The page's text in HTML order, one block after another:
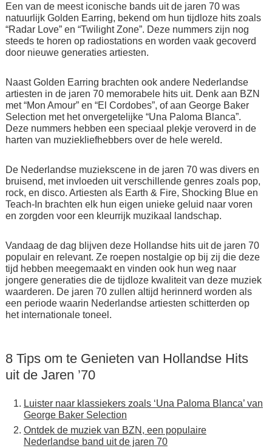
Een van de meest iconische bands uit de jaren 70 was
natuurlijk Golden Earring, bekend om hun tijdloze hits zoals
“Radar Love” en “Twilight Zone”. Deze nummers zijn nog
steeds te horen op radiostations en worden vaak gecoverd
door nieuwe generaties artiesten.
Naast Golden Earring brachten ook andere Nederlandse
artiesten in de jaren 70 memorabele hits uit. Denk aan BZN
met “Mon Amour” en “El Cordobes”, of aan George Baker
Selection met het onvergetelijke “Una Paloma Blanca”.
Deze nummers hebben een speciaal plekje veroverd in de
harten van muziekliefhebbers over de hele wereld.
De Nederlandse muziekscene in de jaren 70 was divers en
bruisend, met invloeden uit verschillende genres zoals pop,
rock, en disco. Artiesten als Earth & Fire, Shocking Blue en
Teach-In brachten elk hun eigen unieke geluid naar voren
en zorgden voor een kleurrijk muzikaal landschap.
Vandaag de dag blijven deze Hollandse hits uit de jaren 70
populair en relevant. Ze roepen nostalgie op bij zij die deze
tijd hebben meegemaakt en vinden ook hun weg naar
jongere generaties die de tijdloze kwaliteit van deze muziek
waarderen. De jaren 70 zullen altijd herinnerd worden als
een periode waarin Nederlandse artiesten schitterden op
het internationale toneel.
8 Tips om te Genieten van Hollandse Hits
uit de Jaren ’70
Luister naar klassiekers zoals ‘Una Paloma Blanca’ van
George Baker Selection
Ontdek de muziek van BZN, een populaire
Nederlandse band uit de jaren 70